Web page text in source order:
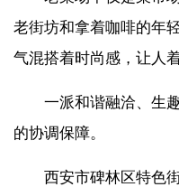
老街坊和拿着咖啡的年
气混搭着时尚感，让人
一派和谐融洽、生
的协调保障。
西安市碑林区特色